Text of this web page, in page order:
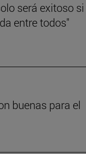
será exitoso
entre todos"
buenas para el